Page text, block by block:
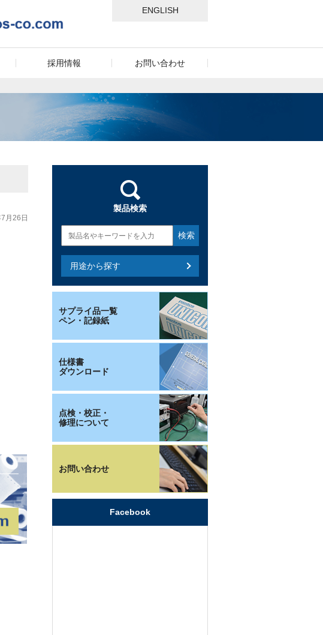
ENGLISH
採用情報 お問い合わせ
月26日
製品検索
用途から探す
サプライ品一覧
ペン・記録紙
仕様書
ダウンロード
点検・校正・
修理について
お問い合わせ
Facebook